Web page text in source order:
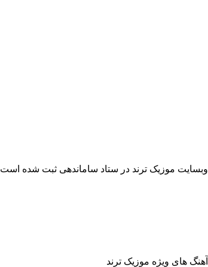
وبسایت موزیک ترند در ستاد ساماندهی ثبت شده است
آهنگ های ویژه موزیک ترند